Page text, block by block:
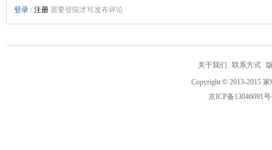
关于我们 联系方式
Copyright © 2013-2015
京ICP备13046091号